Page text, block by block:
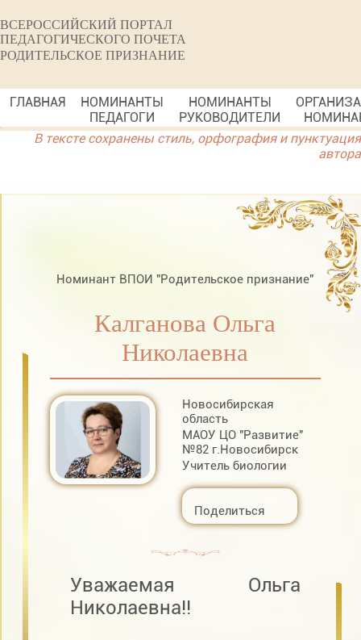
ВСЕРОССИЙСКИЙ ПОРТАЛ
ПЕДАГОГИЧЕСКОГО ПОЧЕТА
РОДИТЕЛЬСКОЕ ПРИЗНАНИЕ
ГЛАВНАЯ
НОМИНАНТЫ
ПЕДАГОГИ
НОМИНАНТЫ
РУКОВОДИТЕЛИ
В тексте сохранены стиль, орфография и пунктуация
автора
Номинант ВПОИ "Родительское признание"
Калганова Ольга
Николаевна
Новосибирская
область
МАОУ ЦО "Развитие"
№82 г.Новосибирск
Учитель биологии
Поделиться
Уважаемая Ольга
Николаевна!!